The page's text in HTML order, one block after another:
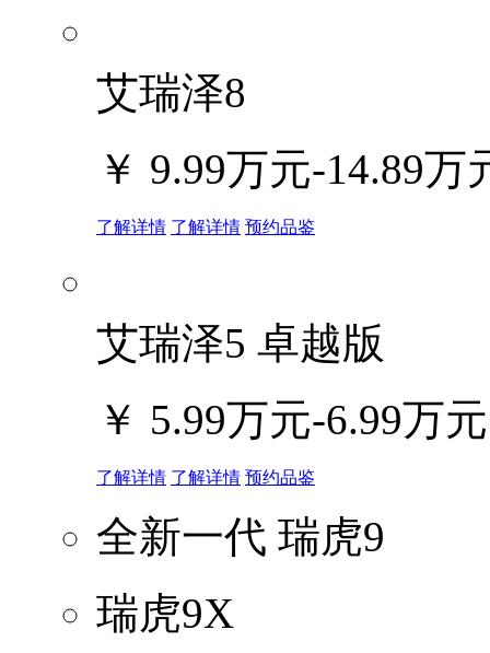
艾瑞泽8
￥ 9.99万元-14.89万
了解详情 了解详情 预约品鉴
艾瑞泽5 卓越版
￥ 5.99万元-6.99万元
了解详情 了解详情 预约品鉴
全新一代 瑞虎9
瑞虎9X